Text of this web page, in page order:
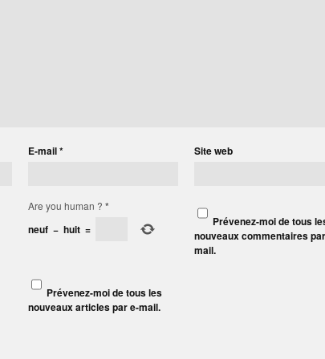
E-mail* Site web
Are you human ? *
neuf − huit =
Prévenez-moi de tous
nouveaux commentaires
mail.
Prévenez-moi de tous les
nouveaux articles par e-mail.